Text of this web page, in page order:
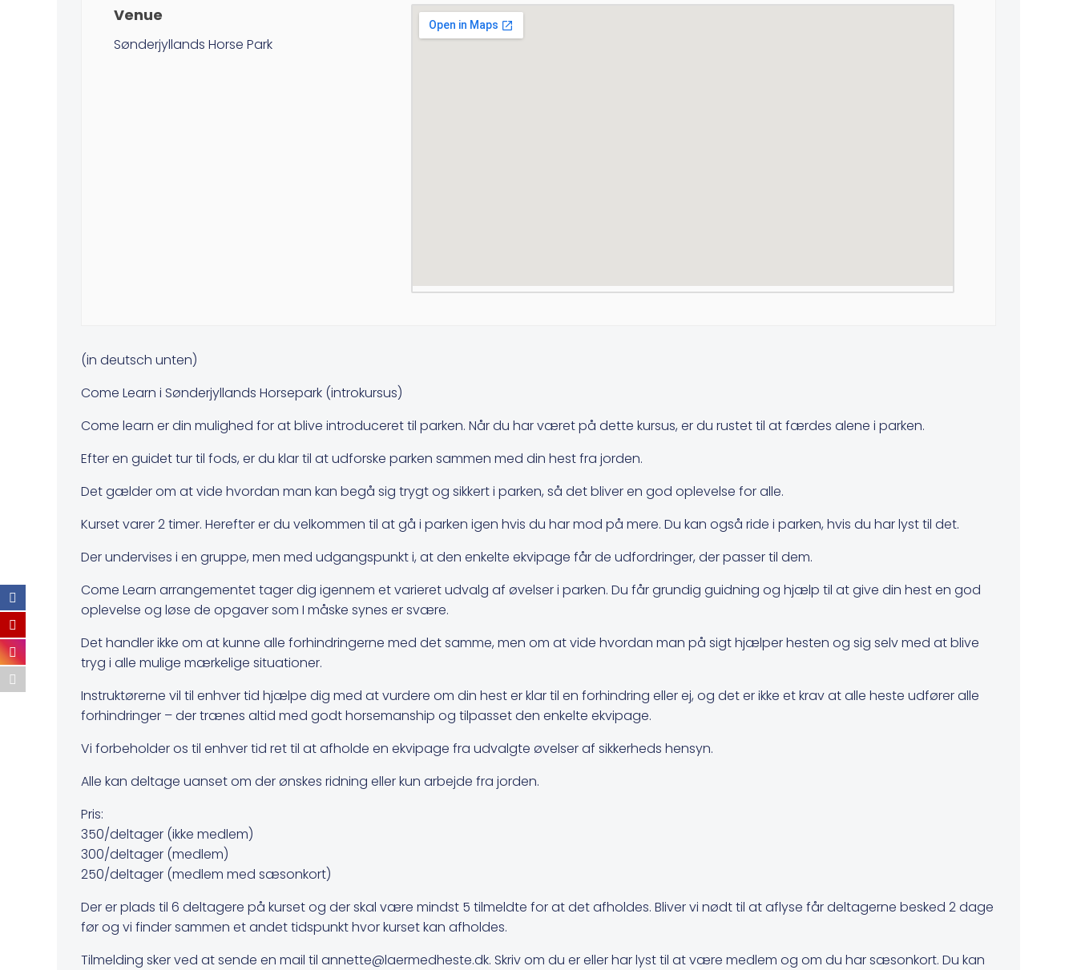
Venue
Sønderjyllands Horse Park
(in deutsch unten)
Come Learn i Sønderjyllands Horsepark (introkursus)
Come learn er din mulighed for at blive introduceret til parken. Når du har været på dette kursus, er du rustet til at færdes alene i parken.
Efter en guidet tur til fods, er du klar til at udforske parken sammen med din hest fra jorden.
Det gælder om at vide hvordan man kan begå sig trygt og sikkert i parken, så det bliver en god oplevelse for alle.
Kurset varer 2 timer. Herefter er du velkommen til at gå i parken igen hvis du har mod på mere. Du kan også ride i parken, hvis du har lyst til det.
Der undervises i en gruppe, men med udgangspunkt i, at den enkelte ekvipage får de udfordringer, der passer til dem.
Come Learn arrangementet tager dig igennem et varieret udvalg af øvelser i parken. Du får grundig guidning og hjælp til at give din hest en god
oplevelse og løse de opgaver som I måske synes er svære.
Det handler ikke om at kunne alle forhindringerne med det samme, men om at vide hvordan man på sigt hjælper hesten og sig selv med at blive
tryg i alle mulige mærkelige situationer.
Instruktørerne vil til enhver tid hjælpe dig med at vurdere om din hest er klar til en forhindring eller ej, og det er ikke et krav at alle heste udfører alle
forhindringer – der trænes altid med godt horsemanship og tilpasset den enkelte ekvipage.
Vi forbeholder os til enhver tid ret til at afholde en ekvipage fra udvalgte øvelser af sikkerheds hensyn.
Alle kan deltage uanset om der ønskes ridning eller kun arbejde fra jorden.
Pris:
350/deltager (ikke medlem)
300/deltager (medlem)
250/deltager (medlem med sæsonkort)
Der er plads til 6 deltagere på kurset og der skal være mindst 5 tilmeldte for at det afholdes. Bliver vi nødt til at aflyse får deltagerne besked 2 dage
før og vi finder sammen et andet tidspunkt hvor kurset kan afholdes.
Tilmelding sker ved at sende en mail til annette@laermedheste.dk. Skriv om du er eller har lyst til at være medlem og om du har sæsonkort. Du kan